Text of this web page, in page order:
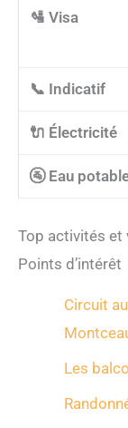
🛂 Visa
📞 Indicatif
🔌 Électricité
🚰 Eau
Top activités et
Points d’intérêt
Circuit
Les